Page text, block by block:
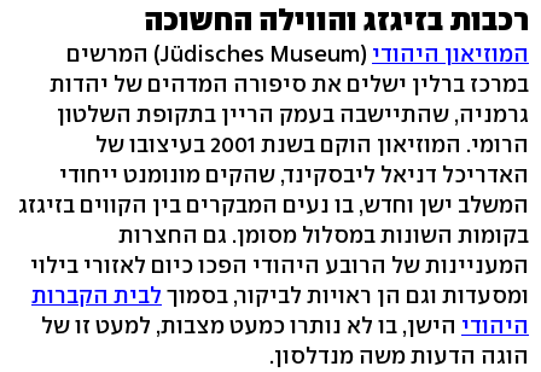
רכבות בזיגזג והווילה החשוכה
המוזיאון היהודי
(Jüdisches Museum) המרשים
במרכז ברלין ישלים את סיפורה המדהים של יהדות
גרמניה, שהתיישבה בעמק הריין בתקופת השלטון
הרומי. המוזיאון הוקם בשנת 2001 בעיצובו של
האדריכל דניאל ליבסקינד, שהקים מונומנט ייחודי
המשלב ישן וחדש, בו נעים המבקרים בין הקווים בזיגזג
בקומות השונות במסלול מסומן. גם החצרות
המעניינות של הרובע היהודי הפכו כיום לאזורי בילוי
ומסעדות וגם הן ראויות לביקור, בסמוך לבית הקברות
היהודי הישן, בו לא נותרו כמעט מצבות, למעט זו של
הוגה הדעות משה מנדלסון.